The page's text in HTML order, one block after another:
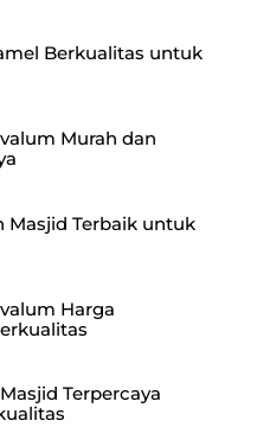
Berkualitas untuk
Murah dan
Masjid Terbaik untuk
Harga
Terpercaya